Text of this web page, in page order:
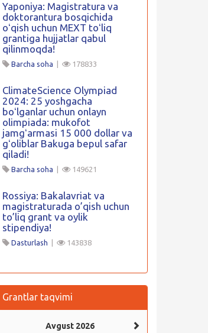
Yaponiya: Magistratura va
doktorantura bosqichida
oʻqish uchun MEXT toʻliq
grantiga hujjatlar qabul
qilinmoqda!
Barcha soha 178833
ClimateScience Olympiad
2024: 25 yoshgacha
boʻlganlar uchun onlayn
olimpiada: mukofot
jamgʻarmasi 15 000 dollar va
gʻoliblar Bakuga bepul safar
qiladi!
Barcha soha 149621
Rossiya: Bakalavriat va
magistraturada o’qish uchun
to’liq grant va oylik
stipendiya!
Dasturlash 143838
Grantlar taqvimi
Avgust 2026